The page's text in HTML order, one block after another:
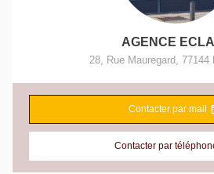
AGENCE
28, Rue Mauregard 77144
Contacter par mail
Contacter par